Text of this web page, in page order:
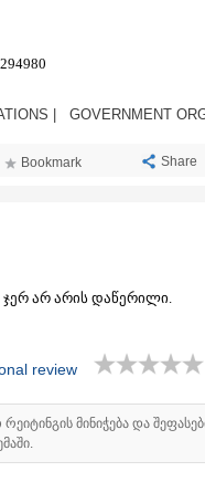
| GOVERNMENT
Bookmark Share
ჯერ არ არის დაწერილი.
review
მინიჭება და